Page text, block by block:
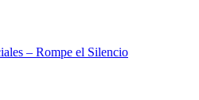
– Rompe el Silencio